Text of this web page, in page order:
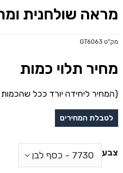
מראה שולחנית
מק"ט GT6063
מחיר תלוי כמות
(המחיר ליחידה יורד ככל
צבע